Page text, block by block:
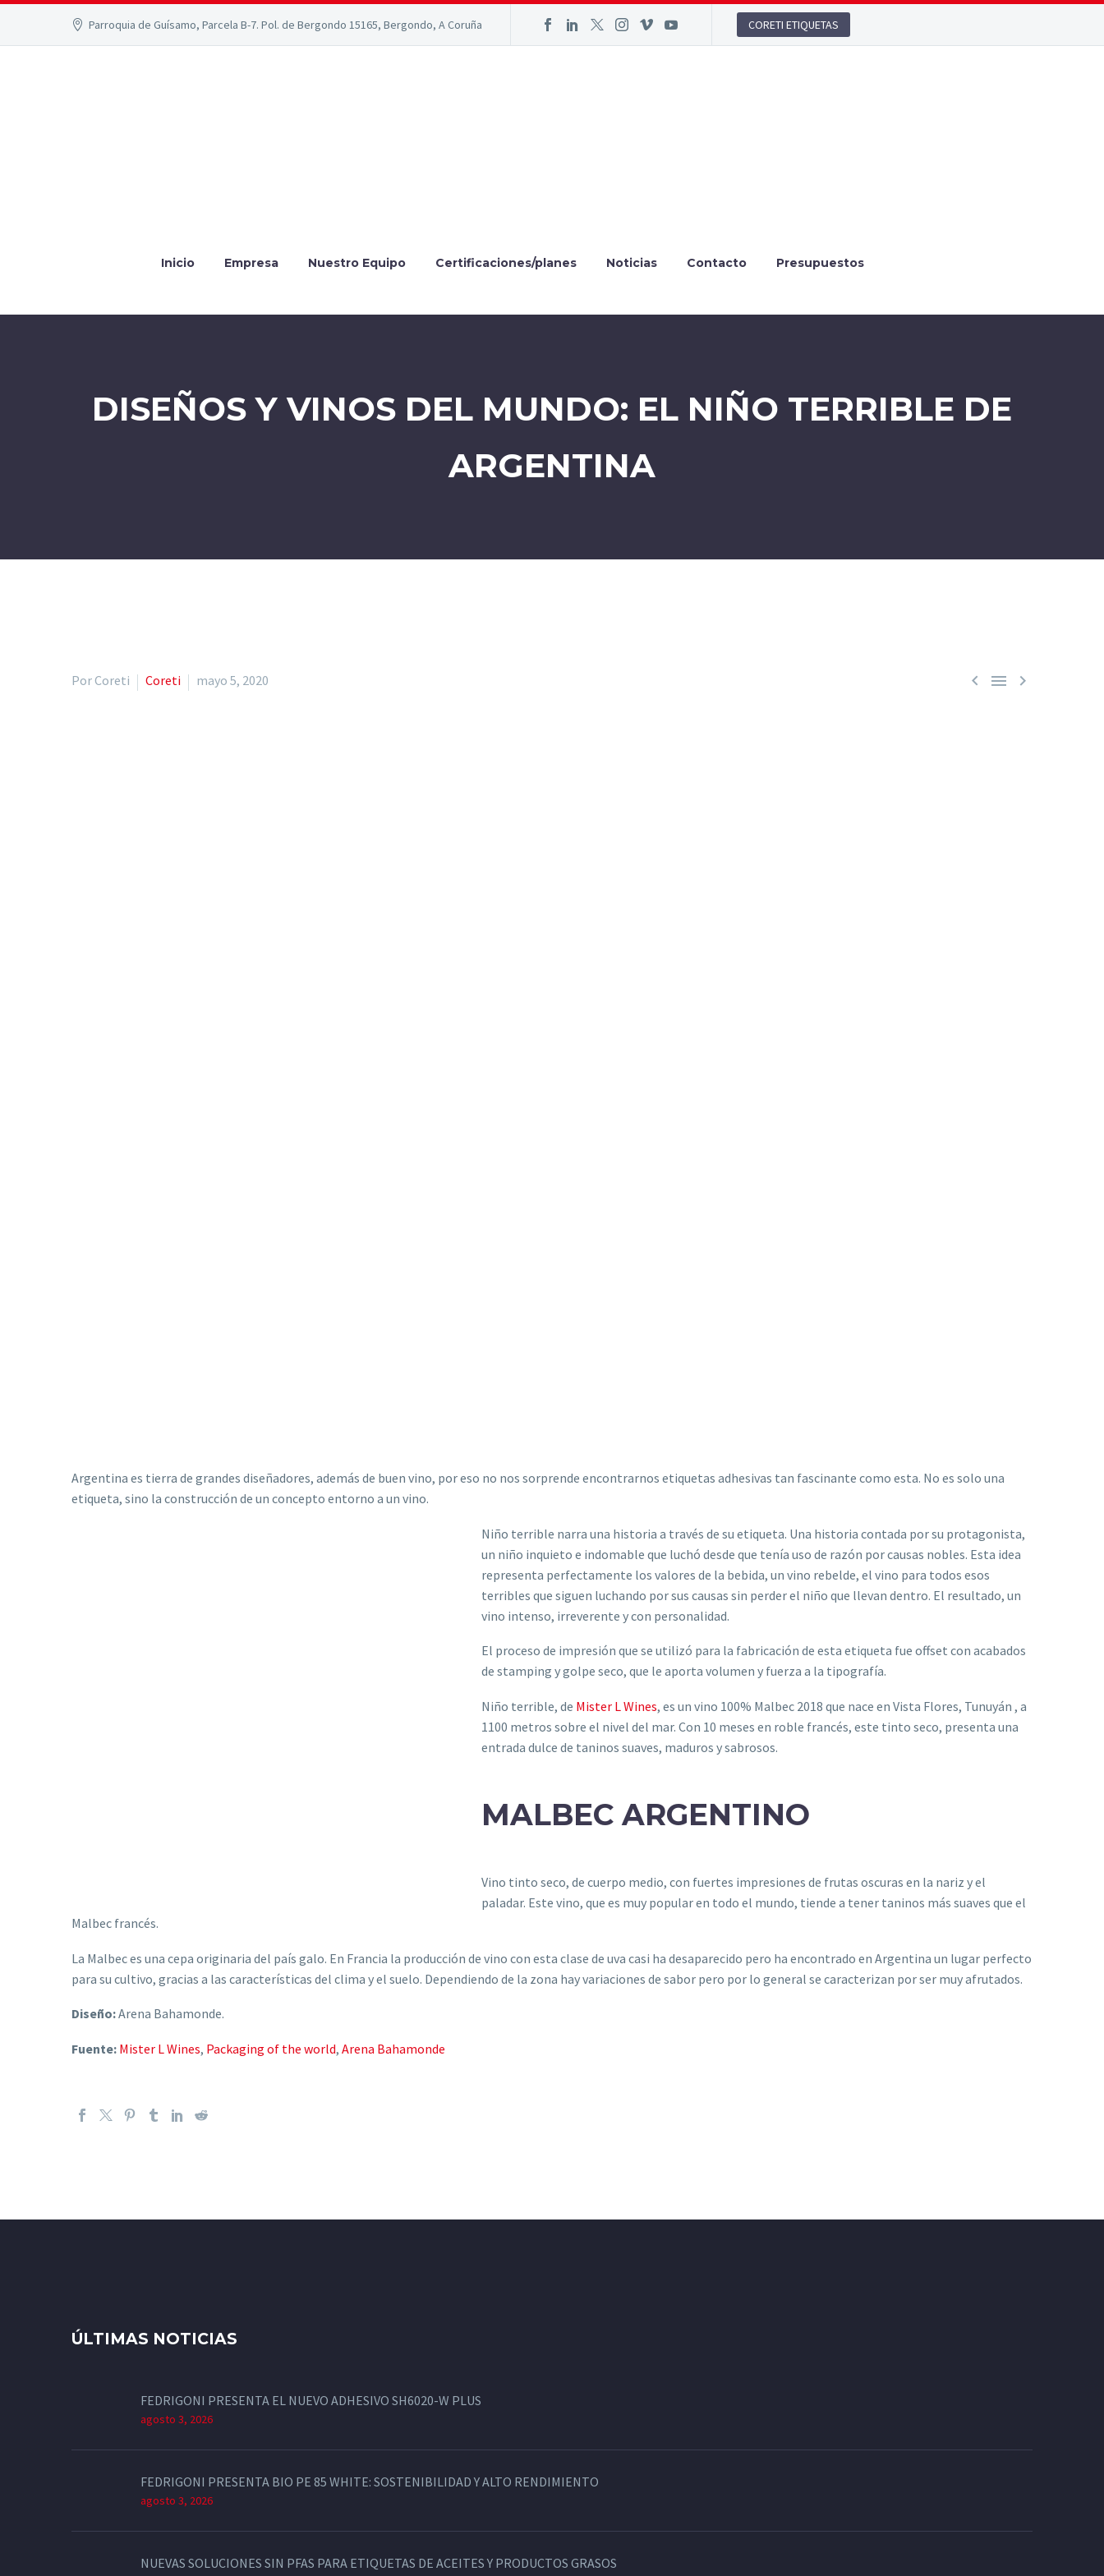
Parroquia de Guísamo, Parcela B-7. Pol. de Bergondo 15165, Bergondo, A Coruña CORETI ETIQUETAS
Inicio Empresa Nuestro Equipo Certificaciones/planes Noticias Contacto Presupuestos
DISEÑOS Y VINOS DEL MUNDO: EL NIÑO TERRIBLE DE
ARGENTINA
  
Por Coreti Coreti mayo 5, 2020
Argentina es tierra de grandes diseñadores, además de buen vino, por eso no nos sorprende encontrarnos etiquetas adhesivas tan fascinante como esta. No es solo una
etiqueta, sino la construcción de un concepto entorno a un vino.
Niño terrible narra una historia a través de su etiqueta. Una historia contada por su protagonista,
un niño inquieto e indomable que luchó desde que tenía uso de razón por causas nobles. Esta idea
representa perfectamente los valores de la bebida, un vino rebelde, el vino para todos esos
terribles que siguen luchando por sus causas sin perder el niño que llevan dentro. El resultado, un
vino intenso, irreverente y con personalidad.
El proceso de impresión que se utilizó para la fabricación de esta etiqueta fue offset con acabados
de stamping y golpe seco, que le aporta volumen y fuerza a la tipografía.
Niño terrible, de Mister L Wines, es un vino 100% Malbec 2018 que nace en Vista Flores, Tunuyán , a
1100 metros sobre el nivel del mar. Con 10 meses en roble francés, este tinto seco, presenta una
entrada dulce de taninos suaves, maduros y sabrosos.
MALBEC ARGENTINO
Vino tinto seco, de cuerpo medio, con fuertes impresiones de frutas oscuras en la nariz y el
paladar. Este vino, que es muy popular en todo el mundo, tiende a tener taninos más suaves que el
Malbec francés.
La Malbec es una cepa originaria del país galo. En Francia la producción de vino con esta clase de uva casi ha desaparecido pero ha encontrado en Argentina un lugar perfecto
para su cultivo, gracias a las características del clima y el suelo. Dependiendo de la zona hay variaciones de sabor pero por lo general se caracterizan por ser muy afrutados.
Diseño:Arena Bahamonde.
Fuente: Mister L Wines, Packaging of the world, Arena Bahamonde
ÚLTIMAS NOTICIAS
FEDRIGONI PRESENTA EL NUEVO ADHESIVO SH6020-W PLUS
agosto 3, 2026
FEDRIGONI PRESENTA BIO PE 85 WHITE: SOSTENIBILIDAD Y ALTO RENDIMIENTO
agosto 3, 2026
NUEVAS SOLUCIONES SIN PFAS PARA ETIQUETAS DE ACEITES Y PRODUCTOS GRASOS